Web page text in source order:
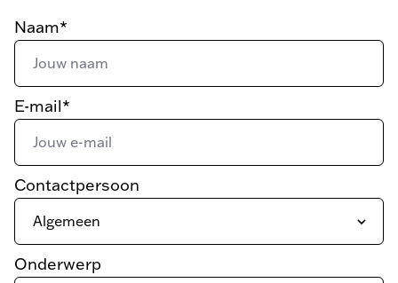
Naam*
E-mail*
Contactpersoon
Onderwerp